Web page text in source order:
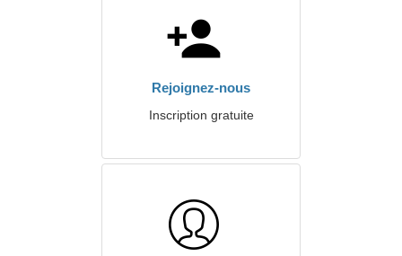
Rejoignez-nous
Inscription gratuite